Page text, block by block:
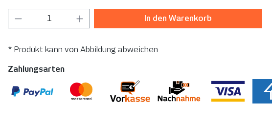
Produkt Anzahl: Gib den gewünschten Wert
In den Warenkorb
* Produkt kann von Abbildung abweichen
Zahlungsarten